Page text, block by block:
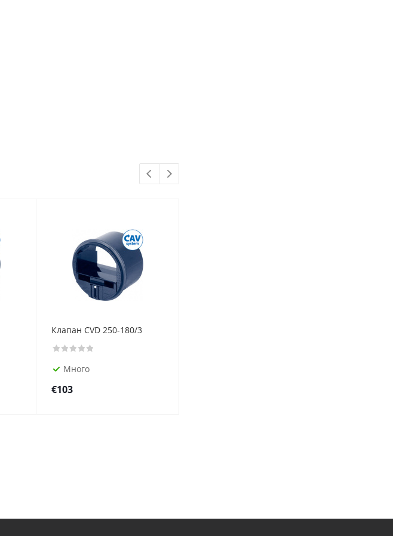
Клапан CVD 250-180/3
Много
€103